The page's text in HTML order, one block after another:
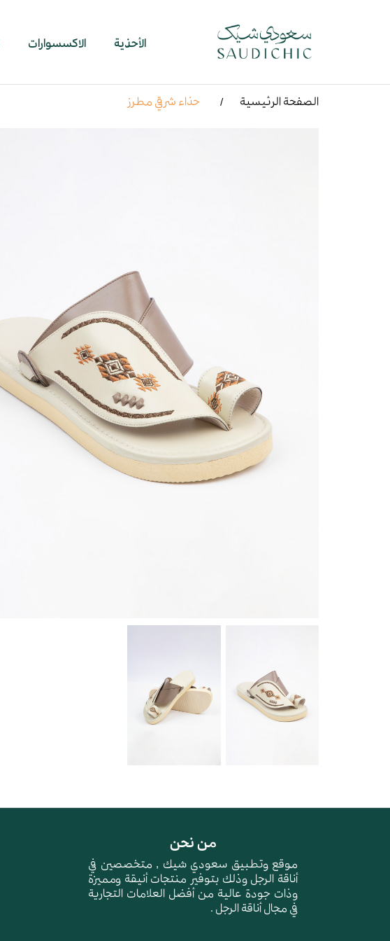
الأحذية الاكسسوارات
الصفحة الرئيسية حذاء شرقي مطرز
من نحن
موقع وتطبيق سعودي شيك , متخصصين في
أناقة الرجل وذلك بتوفير منتجات أنيقة ومميزة
وذات جودة عالية من أفضل العلامات التجارية
في مجال أناقة الرجل .